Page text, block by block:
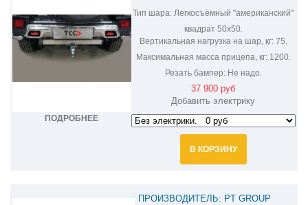
ПОДРОБНЕЕ
Тип шара: Легкосъёмный "американский"
квадрат 50х50.
Вертикальная нагрузка на шар, кг:75.
Максимальная масса прицепа, кг:1200.
Резать бампер:Не надо.
37 900 руб
Добавить электрику
В КОРЗИНУ
ПРОИЗВОДИТЕЛЬ: PT GROUP